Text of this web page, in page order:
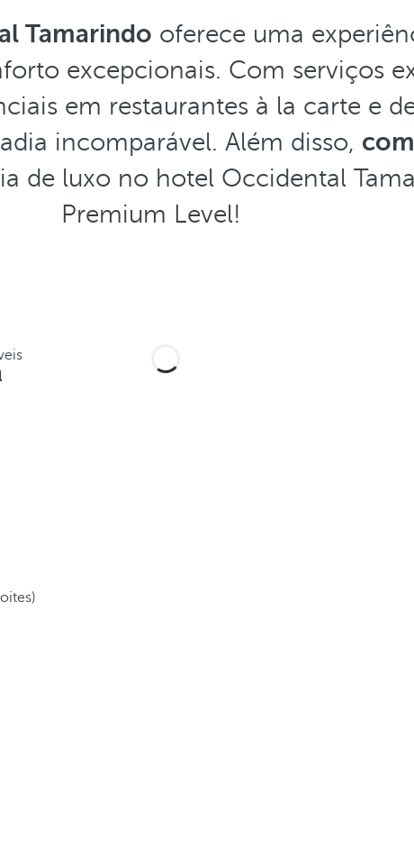
Tamarindo oferece uma
excepcionais. Com serviços
em restaurantes à la carte e
incomparável. Além disso,
de luxo no hotel Occidental
Premium Level!